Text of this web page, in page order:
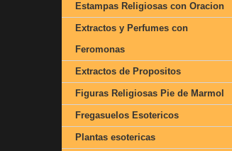
Estampas Religiosas con Oracion
Extractos y Perfumes con
Feromonas
Extractos de Propositos
Figuras Religiosas Pie de Marmol
Fregasuelos Esotericos
Plantas esotericas